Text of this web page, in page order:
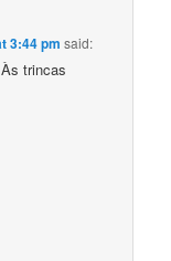
3:44 pm said:
trincas